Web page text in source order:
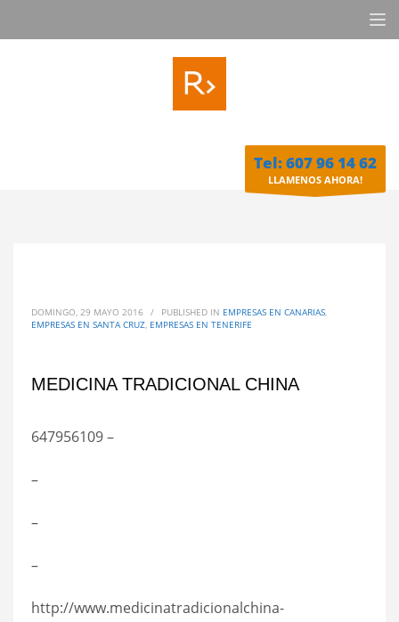
Tel: 607 96 14 62
LLAMENOS AHORA!
DOMINGO, 29 MAYO 2016 / PUBLISHED IN EMPRESAS EN CANARIAS,
EMPRESAS EN SANTA CRUZ, EMPRESAS EN TENERIFE
MEDICINA TRADICIONAL CHINA
647956109 –
–
–
–
http://www.medicinatradicionalchina-